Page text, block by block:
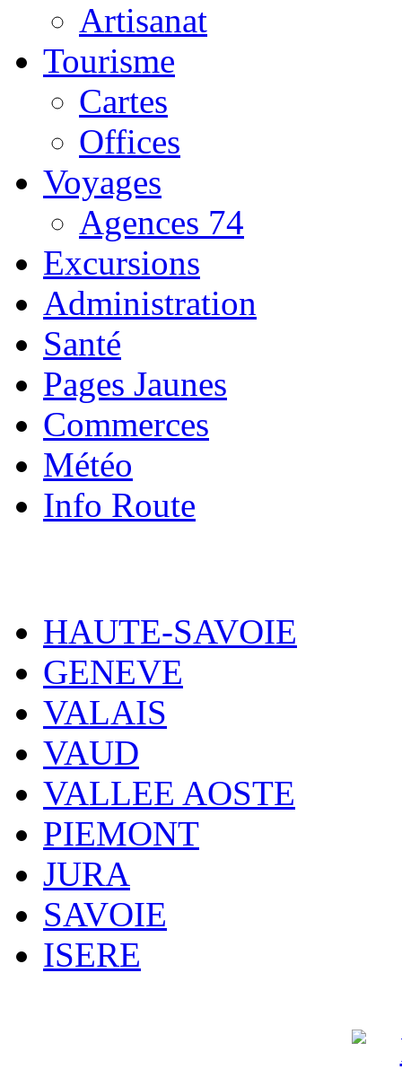
Artisanat
Tourisme
Cartes
Offices
Voyages
Agences 74
Excursions
Administration
Santé
Pages Jaunes
Commerces
Météo
Info Route
HAUTE-SAVOIE
GENEVE
VALAIS
VAUD
VALLEE AOSTE
PIEMONT
JURA
SAVOIE
ISERE